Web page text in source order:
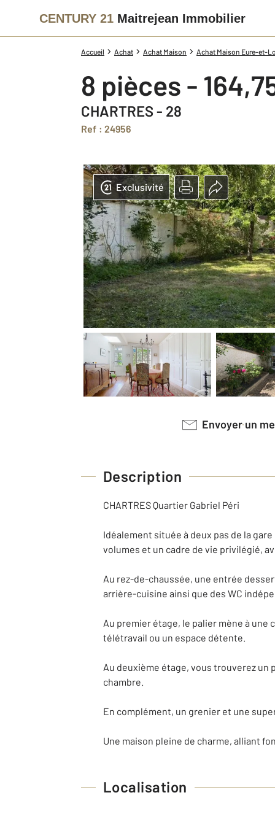
CENTURY 21 Maitrejean Immobilier
Accueil Achat Achat Maison Achat Maison Eure-et-
8 pièces -
CHARTRES - 28
Ref : 24956
Exclusivité
Envoyer un
Description
CHARTRES Quartier Gabriel Péri
Idéalement située à deux pas de la
volumes et un cadre de vie privilégié,
Au rez-de-chaussée, une entrée
arrière-cuisine ainsi que des WC
Au premier étage, le palier mène à une
télétravail ou un espace détente.
Au deuxième étage, vous trouverez un
chambre.
En complément, un grenier et une
Une maison pleine de charme, alliant
Localisation